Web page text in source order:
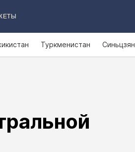
Туркменистан Синьцзян